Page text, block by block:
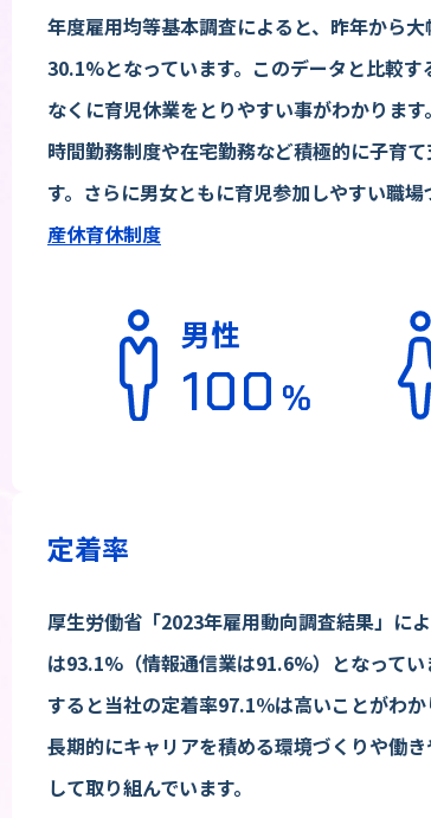
年度雇用均等基本調査によると、昨年から
30.1%となっています。このデータと比較
なくに育児休業をとりやすい事がわかりま
時間勤務制度や在宅勤務など積極的に子育
す。さらに男女ともに育児参加しやすい職場
産休育休制度
男性
100 %
定着率
厚生労働省「2023年雇用動向調査結果」に
は93.1%（情報通信業は91.6%）となって
すると当社の定着率97.1％は高いことがわ
長期的にキャリアを積める環境づくりや働
して取り組んでいます。